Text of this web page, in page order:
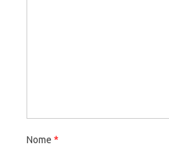
Nome *